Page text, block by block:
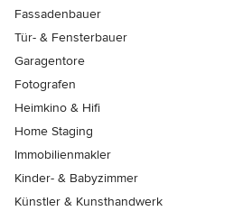
Fassadenbauer
Tür- & Fensterbauer
Garagentore
Fotografen
Heimkino & Hifi
Home Staging
Immobilienmakler
Kinder- & Babyzimmer
Künstler & Kunsthandwerk